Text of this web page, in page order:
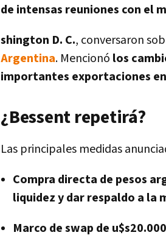
de intensas reuniones con el
shington D. C., conversaron
Argentina. Mencionó los
importantes exportaciones
¿Bessent repetirá?
Las principales medidas
Compra directa de pesos
liquidez y dar respaldo a la
Marco de swap de